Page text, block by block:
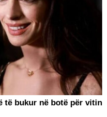
të bukur në botë për vitin